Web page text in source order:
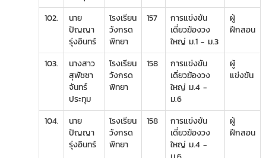
102.
นาย
ปัญญา
รุ่งอินทร์
โรงเรียน
วังกรด
พิทยา
157
การแข่งขัน
เดี่ยวฆ้องวง
ใหญ่ ม.1 - ม.3
ผู้
ฝึกสอน
103.
นางสาว
สุพัชชา
จันทร์
ประทุม
โรงเรียน
วังกรด
พิทยา
158
การแข่งขัน
เดี่ยวฆ้องวง
ใหญ่ ม.4 -
ม.6
ผู้
แข่งขัน
104.
นาย
ปัญญา
รุ่งอินทร์
โรงเรียน
วังกรด
พิทยา
158
การแข่งขัน
เดี่ยวฆ้องวง
ใหญ่ ม.4 -
ผู้
ฝึกสอน